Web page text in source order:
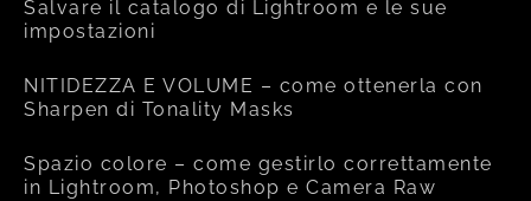
Salvare il catalogo di Lightroom e le sue
impostazioni
NITIDEZZA E VOLUME – come ottenerla con
Sharpen di Tonality Masks
Spazio colore – come gestirlo correttamente
in Lightroom, Photoshop e Camera Raw